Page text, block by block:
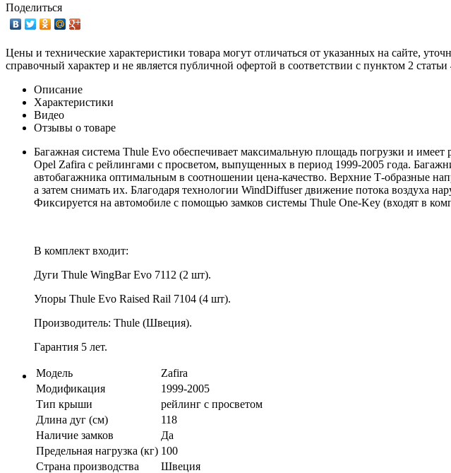
Поделиться
Цены и технические характеристики товара могут отличаться от указанных на сайте,
справочный характер и не является публичной офертой в соответствии с пунктом 2
Описание
Характеристики
Видео
Отзывы о товаре
Багажная система Thule Evo обеспечивает максимальную площадь погрузки и
Opel Zafira с рейлингами с просветом, выпущенных в период 1999-2005 года.
автобагажника оптимальным в соотношении цена-качество. Верхние Т-образные
а затем снимать их. Благодаря технологии WindDiffuser движение потока воздуха
Фиксируется на автомобиле с помощью замков системы Thule One-Key (входят в
В комплект входит:
Дуги Thule WingBar Evo 7112 (2 шт).
Упоры Thule Evo Raised Rail 7104 (4 шт).
Производитель: Thule (Швеция).
Гарантия 5 лет.
Модель
Zafira
Модификация
1999-2005
Тип крыши
рейлинг с просветом
Длина дуг (см)
118
Наличие замков
Да
Предельная нагрузка (кг) 100
Страна производства
Швеция